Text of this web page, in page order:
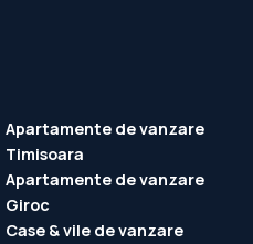
Apartamente de vanzare
Timisoara
Apartamente de vanzare
Giroc
Case & vile de vanzare